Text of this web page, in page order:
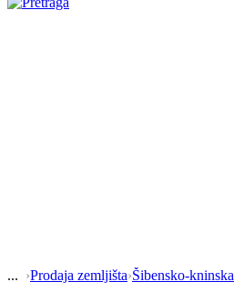
›Prodaja zemljišta›Šibensko-kninska